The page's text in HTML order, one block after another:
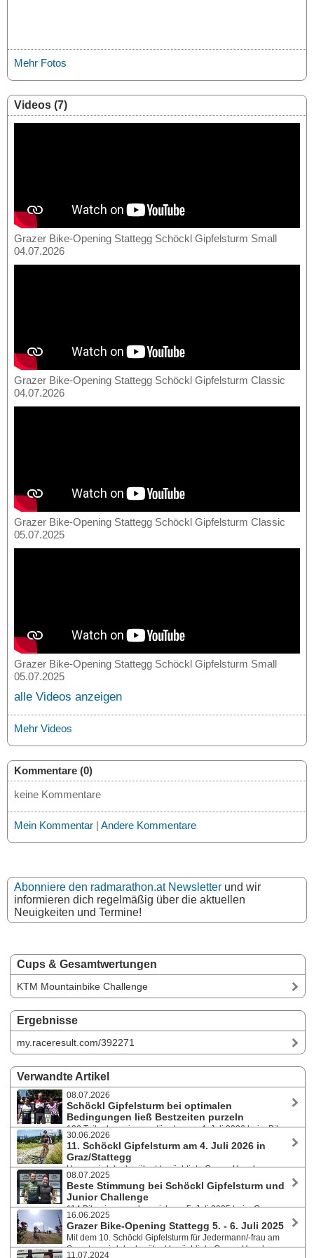
Cups & Gesamtwertungen
KTM Mountainbike Challenge
Ergebnisse
my.raceresult.com/392271
Verwandte Artikel
08.07.2026
Schöckl Gipfelsturm bei optimalen
Bedingungen ließ Bestzeiten purzeln
128 Teilnehmer:innen stürmten am 4. Juli 2026 beim Bike-
Opening Stattegg den Grazer Hausberg. Die Schnellsten waren
Michael Holland und Roswitha Hense-Simenko (Classic) sowie Lukas
Simoner und Lini Jauk (Small). 130 Kids bei den Nachwuchsbewerben
am Sonntag. Videos von allen Bewerben.
30.06.2026
11. Schöckl Gipfelsturm am 4. Juli 2026 in
Graz/Stattegg
Heuer wird der berühmt-berüchtigte Grazer Hausberg
wieder auf zwei Strecken erobert. Am Ziel warten für alle Finisher
Kaiserschmarrn und traumhafter Ausblick. Bei der Junior Challenge am
Sonntag in der Höllbach-Arena sind die Kids am Zug.
08.07.2025
Beste Stimmung bei Schöckl Gipfelsturm und
Junior Challenge
114 Biker:innen gaben sich am 5. Juli 2025 beim Grazer
Bike-Opening Stattegg die legendären Schöckltrails als Vorspeise für
den traditionellen Kaiserschmarren beim Alpengasthof am Schöckl. 97
Kids waren Tags danach bei den Nachwuchsrennen mit Freude und
Spaß am Start. Videos von allen Bewerben.
16.06.2025
Grazer Bike-Opening Stattegg 5. - 6. Juli 2025
Mit dem 10. Schöckl Gipfelsturm für Jedermann/-frau am
Samstag wird der berühmt berüchtigte Grazer Hausberg
11.07.2024
Mehr Fotos
Videos (7)
Grazer Bike-Opening Stattegg Schöckl Gipfelsturm Small
04.07.2026
Grazer Bike-Opening Stattegg Schöckl Gipfelsturm Classic
04.07.2026
Grazer Bike-Opening Stattegg Schöckl Gipfelsturm Classic
05.07.2025
Grazer Bike-Opening Stattegg Schöckl Gipfelsturm Small
05.07.2025
alle Videos anzeigen
Mehr Videos
Kommentare (0)
keine Kommentare
Mein Kommentar | Andere Kommentare
Abonniere den radmarathon.at Newsletter und wir
informieren dich regelmäßig über die aktuellen
Neuigkeiten und Termine!